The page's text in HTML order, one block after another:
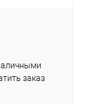
заказ